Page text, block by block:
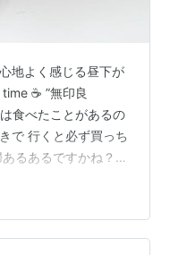
地よく感じる昼下が
☕ ”無印良
食べたことがあるの
で 行くと必ず買っち
るあるですかね？
躊躇してしまう ま
地 ミントグリーンの
顔がいっぱい♡ これ